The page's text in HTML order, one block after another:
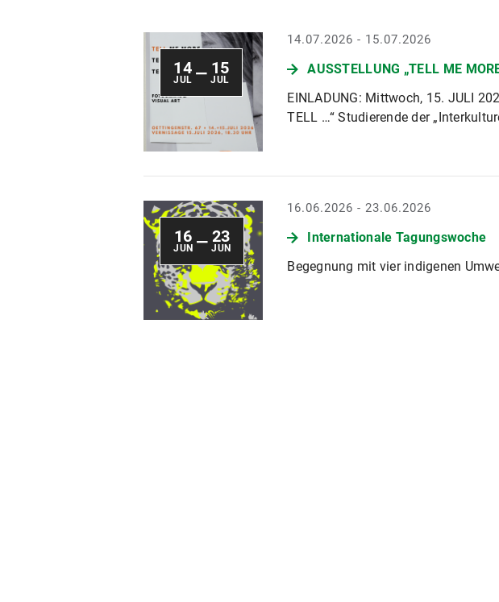
14
JUL — 15
JUL
14.07.2026 - 15.07.2026
AUSSTELLUNG „TELL ME
EINLADUNG: Mittwoch, 15. JULI
TELL …“ Studierende der
16
JUN — 23
JUN
16.06.2026 - 23.06.2026
Internationale Tagungswoche
Begegnung mit vier indigenen